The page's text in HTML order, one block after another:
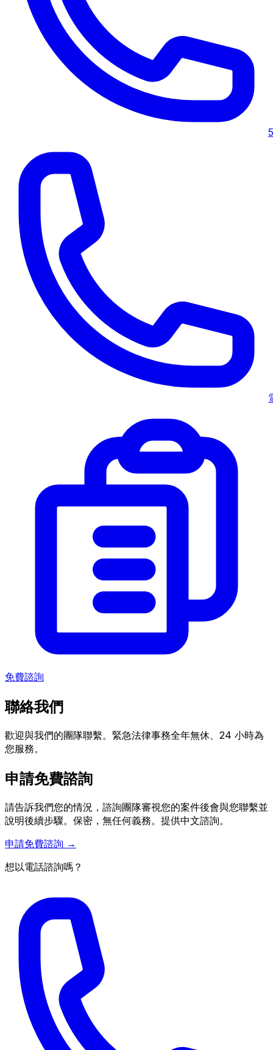
免費諮詢
聯絡我們
歡迎與我們的團隊聯繫。緊急法律事務全年無休、24 小時為
您服務。
申請免費諮詢
請告訴我們您的情況，諮詢團隊審視您的案件後會與您聯繫並
說明後續步驟。保密，無任何義務。提供中文諮詢。
申請免費諮詢 →
想以電話諮詢嗎？